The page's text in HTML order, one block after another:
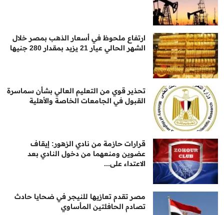
ارتفاع ملحوظ في أسعار الذهب بمصر خلال
الشهر الحالي عيار 21 يزيد بمقدار 280 جنيها
تحذير قوي من التعليم العالي بشأن سماسرة
القبول في الجامعات الخاصة والأهلية
قرارات حازمة من نادي الزهور: إيقاف
عضوين ومنعهما من دخول النادي بعد
الاعتداء على...
مصر تقدم تعازيها للنيجر في ضحايا حادث
تصادم الحافلتين المأساوي